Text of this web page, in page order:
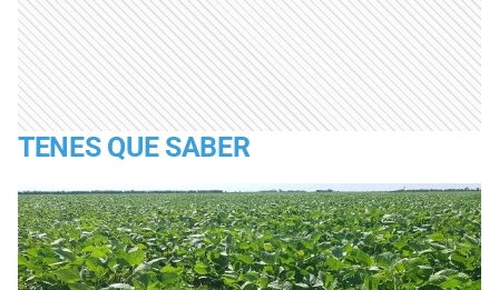
TENES QUE SABER